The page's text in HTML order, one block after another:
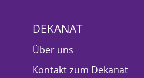
DEKANAT
Über uns
Kontakt zum Dekanat